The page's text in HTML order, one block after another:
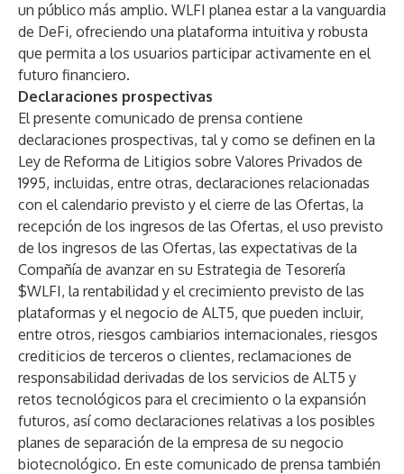
un público más amplio. WLFI planea estar a la vanguardia
de DeFi, ofreciendo una plataforma intuitiva y robusta
que permita a los usuarios participar activamente en el
futuro financiero.
Declaraciones prospectivas
El presente comunicado de prensa contiene
declaraciones prospectivas, tal y como se definen en la
Ley de Reforma de Litigios sobre Valores Privados de
1995, incluidas, entre otras, declaraciones relacionadas
con el calendario previsto y el cierre de las Ofertas, la
recepción de los ingresos de las Ofertas, el uso previsto
de los ingresos de las Ofertas, las expectativas de la
Compañía de avanzar en su Estrategia de Tesorería
$WLFI, la rentabilidad y el crecimiento previsto de las
plataformas y el negocio de ALT5, que pueden incluir,
entre otros, riesgos cambiarios internacionales, riesgos
crediticios de terceros o clientes, reclamaciones de
responsabilidad derivadas de los servicios de ALT5 y
retos tecnológicos para el crecimiento o la expansión
futuros, así como declaraciones relativas a los posibles
planes de separación de la empresa de su negocio
biotecnológico. En este comunicado de prensa también